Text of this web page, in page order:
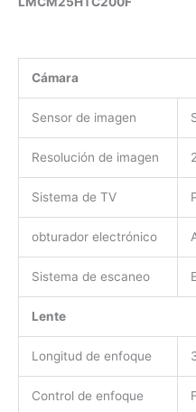
Cámara
Sensor de imagen
Resolución de imagen
Sistema de TV
obturador electrónico
Sistema de escaneo
Lente
Longitud de enfoque
Control de enfoque